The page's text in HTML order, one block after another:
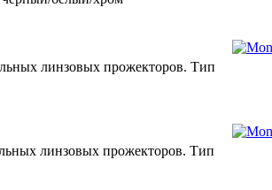
линзовых прожекторов. Тип
линзовых прожекторов. Тип